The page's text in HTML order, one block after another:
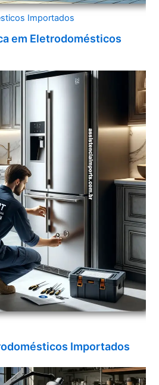
Importados
em Eletrodomésticos
Importados